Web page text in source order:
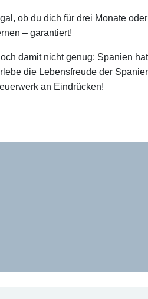
ob du dich für drei Monate
– garantiert!
damit nicht genug: Spanien
die Lebensfreude der
an Eindrücken!